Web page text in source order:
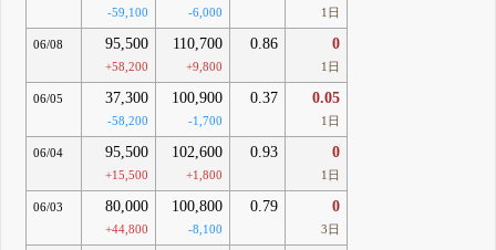
-59,100 -6,000 1日
06/08 95,500
+58,200
110,700
+9,800
0.86 0
1日
06/05 37,300
-58,200
100,900
-1,700
0.37 0.05
1日
06/04 95,500
+15,500
102,600
+1,800
0.93 0
1日
06/03 80,000
+44,800
100,800
-8,100
0.79 0
3日